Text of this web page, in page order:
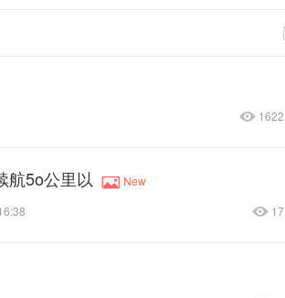
1622
航5o公里以
New
17